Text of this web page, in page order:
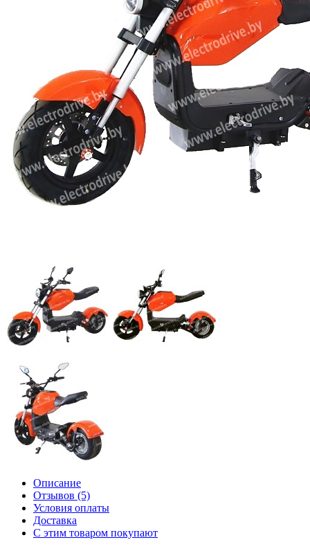
Описание
Отзывов (5)
Условия оплаты
Доставка
С этим товаром покупают